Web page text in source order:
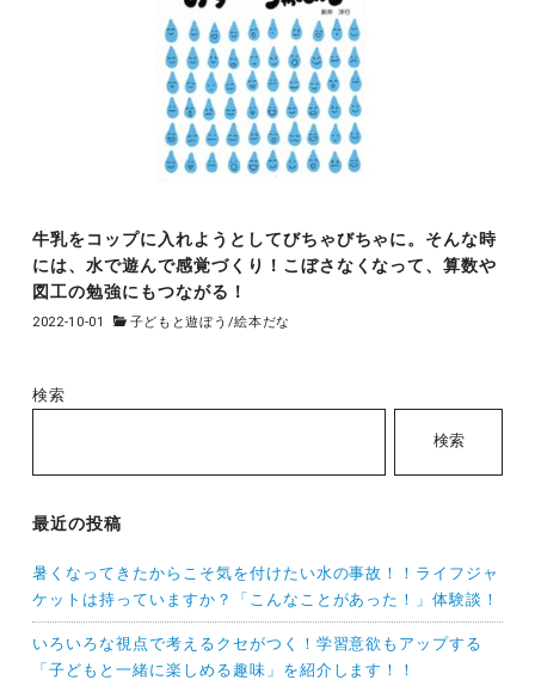
牛乳をコップに入れようとしてびちゃびちゃに。そんな時
には、水で遊んで感覚づくり！こぼさなくなって、算数や
図工の勉強にもつながる！
2022-10-01 子どもと遊ぼう /絵本だな
検索
検索
最近の投稿
暑くなってきたからこそ気を付けたい水の事故！！ライフジャ
ケットは持っていますか？「こんなことがあった！」体験談！
いろいろな視点で考えるクセがつく！学習意欲もアップする
「子どもと一緒に楽しめる趣味」を紹介します！！